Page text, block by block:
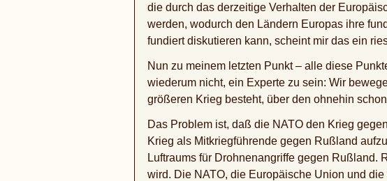
die durch das derzeitige Verhalten der
werden, wodurch den Ländern Europas ihre
fundiert diskutieren kann, scheint mir das ein
Nun zu meinem letzten Punkt – alle diese
wiederum nicht, ein Experte zu sein: Wir
größeren Krieg besteht, über den ohnehin
Das Problem ist, daß die NATO den Krieg
Krieg als Mitkriegführende gegen Rußland
Luftraums für Drohnenangriffe gegen Rußland.
wird. Die NATO, die Europäische Union und